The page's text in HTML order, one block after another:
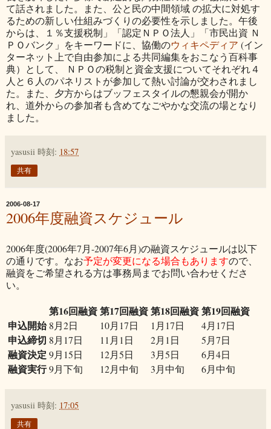
て話されました。また、公と民の中間領域 の拡大に対処す
るための新しい仕組みづくりの必要性を示しました。午後
からは、１％支援税制」「認定ＮＰＯ法人」「市民出資 Ｎ
ＰＯバンク」をキーワードに、協働のウィキペディア (イン
ターネット上で自由参加による共同編集をおこなう百科事
典）として、 ＮＰＯの税制と資金支援についてそれぞれ４
人と６人のパネリストが参加して熱い討論が交わされまし
た。また、夕方からはブッフェスタイルの懇親会が開か
れ、道外からの参加者も含めてなごやかな交流の場となり
ました。
yasusii 時刻: 18:57
共有
2006-08-17
2006年度融資スケジュール
2006年度(2006年7月-2007年6月)の融資スケジュールは以下
の通りです。なお予定が変更になる場合もありますので、
融資をご希望される方は事務局までお問い合わせくださ
い。
第16回融資第17回融資第18回融資第19回融資
申込開始 8月2日 10月17日 1月17日 4月17日
申込締切 8月17日 11月1日 2月1日 5月7日
融資決定 9月15日 12月5日 3月5日 6月4日
融資実行9月下旬 12月中旬 3月中旬 6月中旬
yasusii 時刻: 17:05
共有